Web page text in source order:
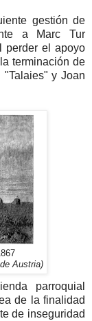
gestión de
a Marc Tur
perder el apoyo
terminación de
"Talaies" y Joan
Austria)
parroquial
de la finalidad
de inseguridad